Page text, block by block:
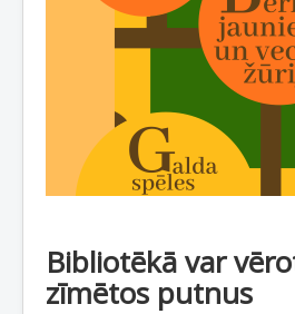
Bibliotēkā var
zīmētos putnus